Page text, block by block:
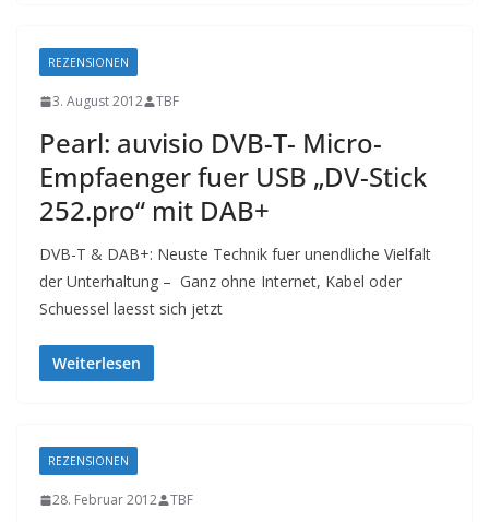
REZENSIONEN
3. August 2012 TBF
Pearl: auvisio DVB-T- Micro-
Empfaenger fuer USB „DV-Stick
252.pro“ mit DAB+
DVB-T & DAB+: Neuste Technik fuer unendliche Vielfalt
der Unterhaltung – Ganz ohne Internet, Kabel oder
Schuessel laesst sich jetzt
Weiterlesen
REZENSIONEN
28. Februar 2012 TBF